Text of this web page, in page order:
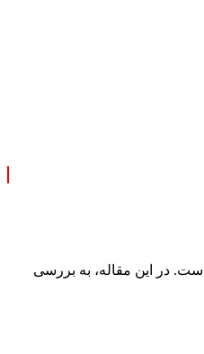
در این مقاله، به بررسی